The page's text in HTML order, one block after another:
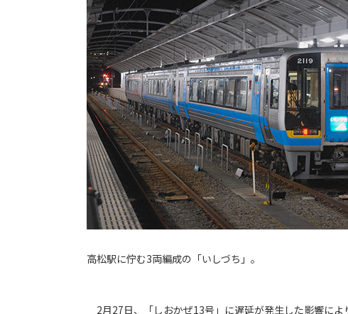
高松駅に佇む3両編成の「いしづち」。
2月27日、「しおかぜ13号」に遅延が発生した影響に